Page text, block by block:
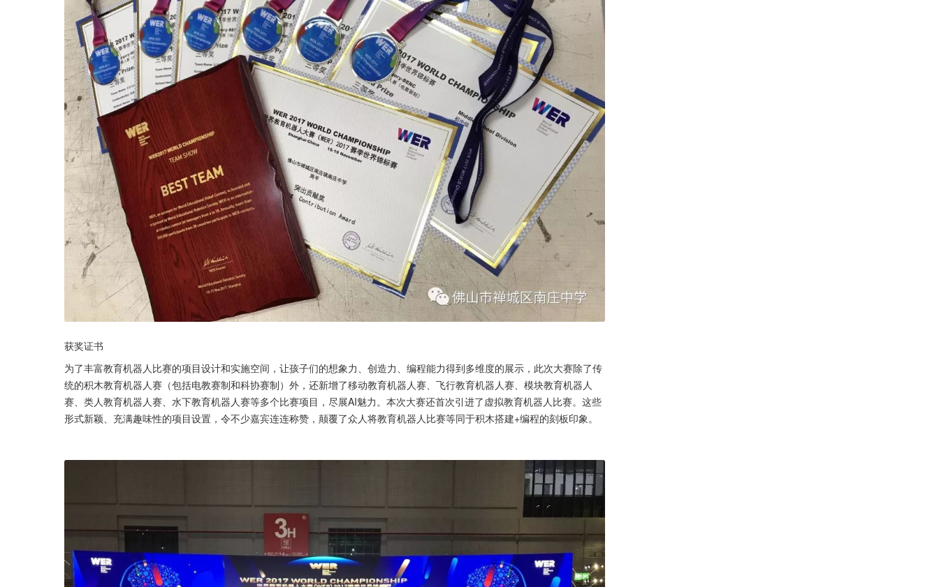
获奖证书
为了丰富教育机器人比赛的项目设计和实施空间，让孩子们的想象力、创造力、编程能力得到多维度的展示，此次大赛除了传
统的积木教育机器人赛（包括电教赛制和科协赛制）外，还新增了移动教育机器人赛、飞行教育机器人赛、模块教育机器人
赛、类人教育机器人赛、水下教育机器人赛等多个比赛项目，尽展AI魅力。本次大赛还首次引进了虚拟教育机器人比赛。这些
形式新颖、充满趣味性的项目设置，令不少嘉宾连连称赞，颠覆了众人将教育机器人比赛等同于积木搭建+编程的刻板印象。